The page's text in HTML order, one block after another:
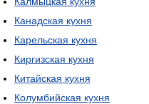
Канадская кухня
Карельская кухня
Киргизская кухня
Китайская кухня
Колумбийская кухня